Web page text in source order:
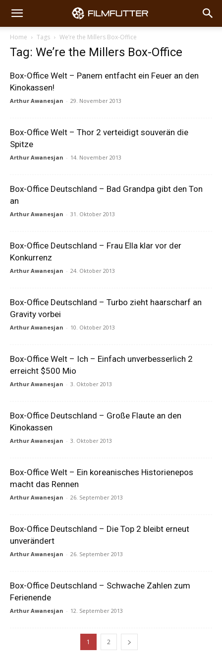
Home Tags We’re the Millers Box-Office
Tag: We’re the Millers Box-Office
Box-Office Welt – Panem entfacht ein Feuer an den
Kinokassen!
Arthur Awanesjan - 29. November 2013
Box-Office Welt – Thor 2 verteidigt souverän die
Spitze
Arthur Awanesjan - 14. November 2013
Box-Office Deutschland – Bad Grandpa gibt den Ton
an
Arthur Awanesjan - 31. Oktober 2013
Box-Office Deutschland – Frau Ella klar vor der
Konkurrenz
Arthur Awanesjan - 24. Oktober 2013
Box-Office Deutschland – Turbo zieht haarscharf an
Gravity vorbei
Arthur Awanesjan - 10. Oktober 2013
Box-Office Welt – Ich – Einfach unverbesserlich 2
erreicht $500 Mio
Arthur Awanesjan - 3. Oktober 2013
Box-Office Deutschland – Große Flaute an den
Kinokassen
Arthur Awanesjan - 3. Oktober 2013
Box-Office Welt – Ein koreanisches Historienepos
macht das Rennen
Arthur Awanesjan - 26. September 2013
Box-Office Deutschland – Die Top 2 bleibt erneut
unverändert
Arthur Awanesjan - 26. September 2013
Box-Office Deutschland – Schwache Zahlen zum
Ferienende
Arthur Awanesjan - 12. September 2013
1 2